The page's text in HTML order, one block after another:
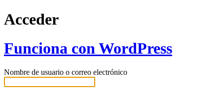
Acceder
Funciona con WordPress
Nombre de usuario o correo electrónico